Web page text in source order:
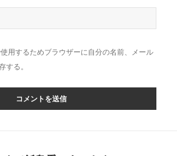
用するためブラウザーに自分の名前、メール
する。